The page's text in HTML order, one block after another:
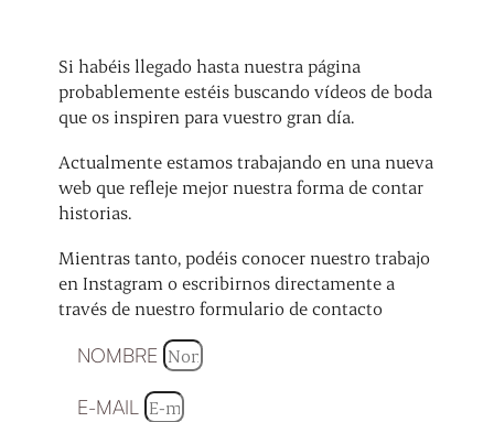
Si habéis llegado hasta nuestra página
probablemente estéis buscando vídeos de boda
que os inspiren para vuestro gran día.
Actualmente estamos trabajando en una nueva
web que refleje mejor nuestra forma de contar
historias.
Mientras tanto, podéis conocer nuestro trabajo
en Instagram o escribirnos directamente a
través de nuestro formulario de contacto
NOMBRE
E-MAIL